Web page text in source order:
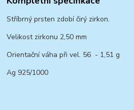
Stříbrný prsten zdobí čirý zirkon.
Velikost zirkonu 2,50 mm
Orientační váha při vel. 56 - 1,51 g
Ag 925/1000